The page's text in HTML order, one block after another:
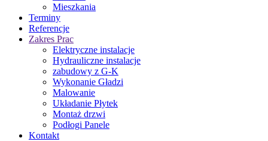
Mieszkania
Terminy
Referencje
Zakres Prac
Elektryczne instalacje
Hydrauliczne instalacje
zabudowy z G-K
Wykonanie Gładzi
Malowanie
Układanie Płytek
Montaż drzwi
Podłogi Panele
Kontakt